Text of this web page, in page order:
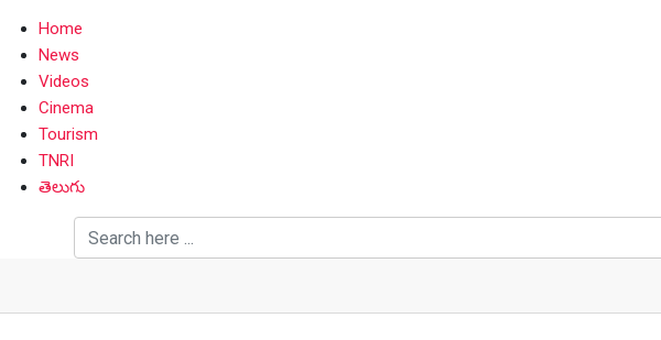
Home
News
Videos
Cinema
Tourism
TNRI
తెలుగు